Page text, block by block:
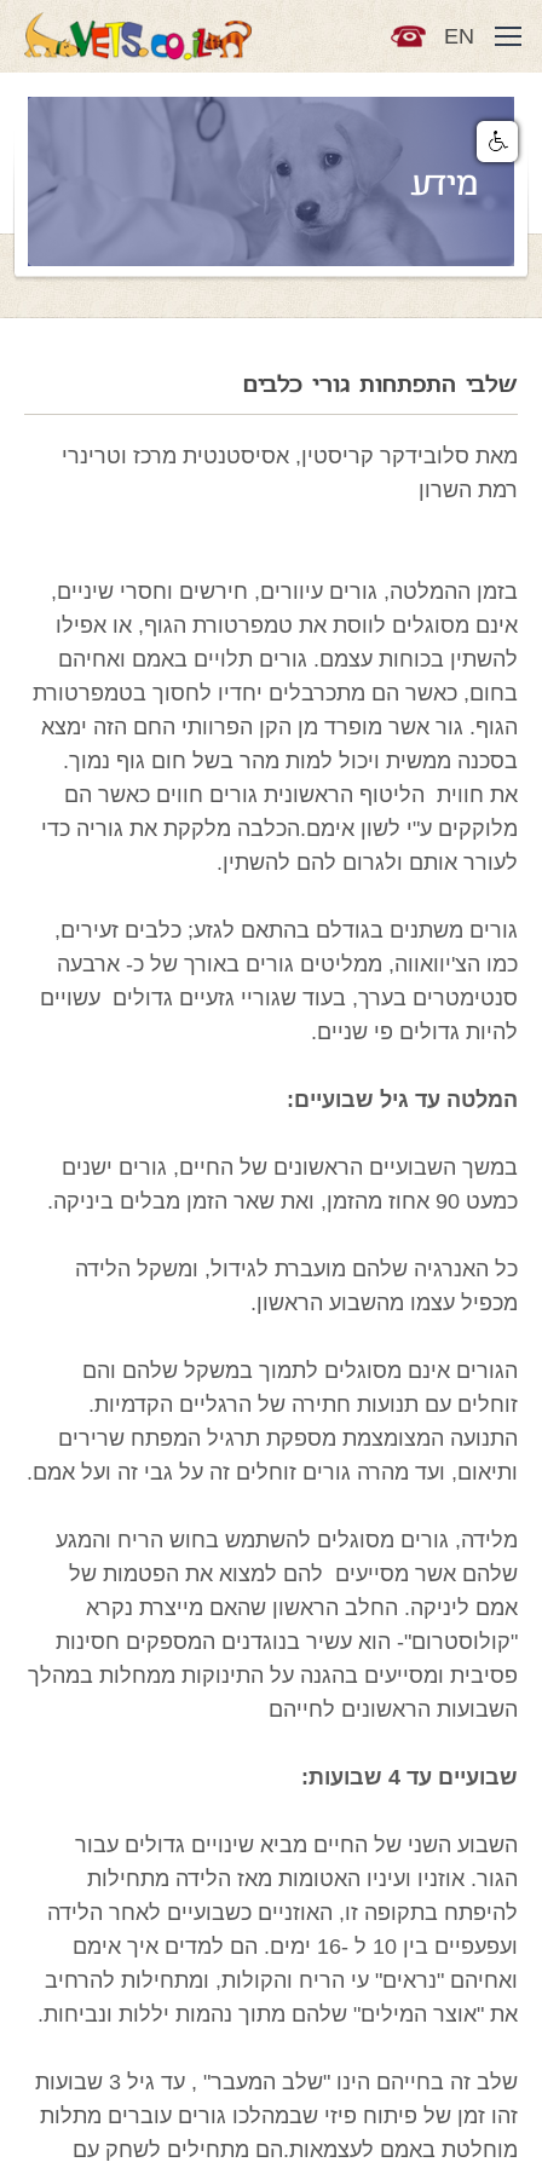
EN
מידע
שלבי התפתחות גורי כלבים
מאת סלובידקר קריסטין, אסיסטנטית מרכז וטרינרי
רמת השרון
בזמן ההמלטה, גורים עיוורים, חירשים וחסרי שיניים,
אינם מסוגלים לווסת את טמפרטורת הגוף, או אפילו
להשתין בכוחות עצמם. גורים תלויים באמם ואחיהם
בחום, כאשר הם מתכרבלים יחדיו לחסוך בטמפרטורת
הגוף. גור אשר מופרד מן הקן הפרוותי החם הזה ימצא
בסכנה ממשית ויכול למות מהר בשל חום גוף נמוך.
את חווית הליטוף הראשונית גורים חווים כאשר הם
מלוקקים ע"י לשון אימם.הכלבה מלקקת את גוריה כדי
לעורר אותם ולגרום להם להשתין.
גורים משתנים בגודלם בהתאם לגזע; כלבים זעירים,
כמו הצ'יוואווה, ממליטים גורים באורך של כ- ארבעה
סנטימטרים בערך, בעוד שגוריי גזעיים גדולים עשויים
להיות גדולים פי שניים.
המלטה עד גיל שבועיים:
במשך השבועיים הראשונים של החיים, גורים ישנים
כמעט 90 אחוז מהזמן, ואת שאר הזמן מבלים ביניקה.
כל האנרגיה שלהם מועברת לגידול, ומשקל הלידה
מכפיל עצמו מהשבוע הראשון.
הגורים אינם מסוגלים לתמוך במשקל שלהם והם
זוחלים עם תנועות חתירה של הרגליים הקדמיות.
התנועה המצומצמת מספקת תרגיל המפתח שרירים
ותיאום, ועד מהרה גורים זוחלים זה על גבי זה ועל אמם.
מלידה, גורים מסוגלים להשתמש בחוש הריח והמגע
שלהם אשר מסייעים להם למצוא את הפטמות של
אמם ליניקה. החלב הראשון שהאם מייצרת נקרא
"קולוסטרום"- הוא עשיר בנוגדנים המספקים חסינות
פסיבית ומסייעים בהגנה על התינוקות ממחלות במהלך
השבועות הראשונים לחייהם
שבועיים עד 4 שבועות:
השבוע השני של החיים מביא שינויים גדולים עבור
הגור. אוזניו ועיניו האטומות מאז הלידה מתחילות
להיפתח בתקופה זו, האוזניים כשבועיים לאחר הלידה
ועפעפיים בין 10 ל -16 ימים. הם למדים איך אימם
ואחיהם "נראים" עי הריח והקולות, ומתחילות להרחיב
את "אוצר המילים" שלהם מתוך נהמות יללות ונביחות.
שלב זה בחייהם הינו "שלב המעבר" , עד גיל 3 שבועות
זהו זמן של פיתוח פיזי שבמהלכו גורים עוברים מתלות
מוחלטת באמם לעצמאות.הם מתחילים לשחק עם